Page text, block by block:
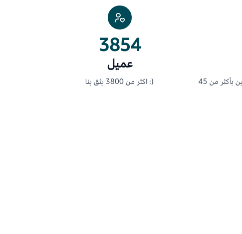
3854
عميل
اكثر من 3800 يثق بنا :)